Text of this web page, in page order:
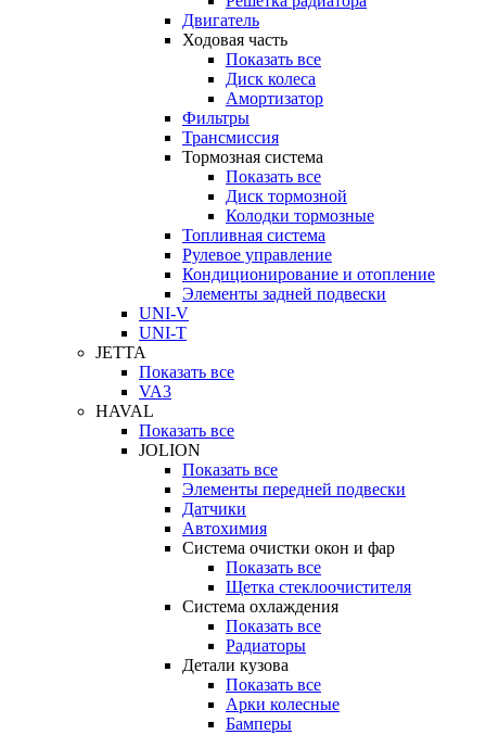
Двигатель
Ходовая часть
Показать все
Диск колеса
Амортизатор
Фильтры
Трансмиссия
Тормозная система
Показать все
Диск тормозной
Колодки тормозные
Топливная система
Рулевое управление
Кондиционирование и отопление
Элементы задней подвески
UNI-V
UNI-T
JETTA
Показать все
VA3
HAVAL
Показать все
JOLION
Показать все
Элементы передней подвески
Датчики
Автохимия
Система очистки окон и фар
Показать все
Щетка стеклоочистителя
Система охлаждения
Показать все
Радиаторы
Детали кузова
Показать все
Арки колесные
Бамперы